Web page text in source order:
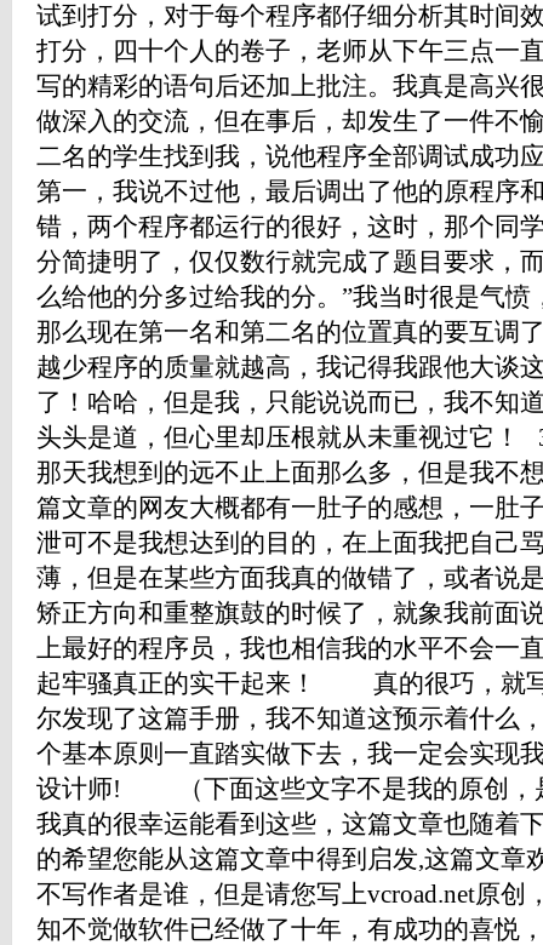
试到打分，对于每个程序都仔细分析其时间
打分，四十个人的卷子，老师从下午三点一
写的精彩的语句后还加上批注。我真是高兴
做深入的交流，但在事后，却发生了一件不
二名的学生找到我，说他程序全部调试成功
第一，我说不过他，最后调出了他的原程序
错，两个程序都运行的很好，这时，那个同
分简捷明了，仅仅数行就完成了题目要求，
么给他的分多过给我的分。”我当时很是气
那么现在第一名和第二名的位置真的要互调
越少程序的质量就越高，我记得我跟他大谈
了！哈哈，但是我，只能说说而已，我不知
头头是道，但心里却压根就从未重视过
那天我想到的远不止上面那么多，但是我不
篇文章的网友大概都有一肚子的感想，一肚
泄可不是我想达到的目的，在上面我把自己
薄，但是在某些方面我真的做错了，或者说
矫正方向和重整旗鼓的时候了，就象我前面
上最好的程序员，我也相信我的水平不会一
起牢骚真正的实干起来！ 真的很巧，就
尔发现了这篇手册，我不知道这预示着什么
个基本原则一直踏实做下去，我一定会实现
设计师! （下面这些文字不是我的原创，
我真的很幸运能看到这些，这篇文章也随着
的希望您能从这篇文章中得到启发,这篇文章
不写作者是谁，但是请您写上vcroad.net
知不觉做软件已经做了十年，有成功的喜悦